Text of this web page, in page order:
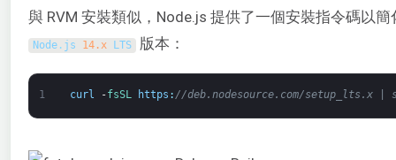
與 RVM 安裝類似，Node.js 提供了一個安裝指令碼以
Node. js 14.x LTS 版本：
1 curl -fsSL https : //deb.nodesource.com/setup_lts.x |